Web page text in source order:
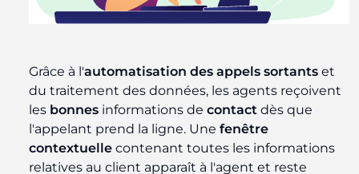
Grâce à l'automatisation des appels sortants et
du traitement des données, les agents reçoivent
les bonnes informations de contact dès que
l'appelant prend la ligne. Une fenêtre
contextuelle contenant toutes les informations
relatives au client apparaît à l'agent et reste